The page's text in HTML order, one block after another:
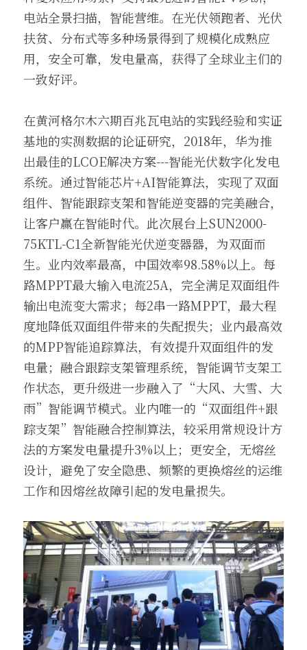
电站全景扫描，智能营维。在光伏领跑者、光伏
扶贫、分布式等多种场景得到了规模化成熟应
用，安全可靠，发电量高，获得了全球业主们的
一致好评。
在黄河格尔木六期百兆瓦电站的实践经验和实证
基地的实测数据的论证研究，2018年，华为推
出最佳的LCOE解决方案---智能光伏数字化发电
系统。通过智能芯片+AI智能算法，实现了双面
组件、智能跟踪支架和智能逆变器的完美融合，
让客户赢在智能时代。此次展台上SUN2000-
75KTL-C1全新智能光伏逆变器器，为双面而
生。业内效率最高，中国效率98.58%以上。每
路MPPT最大输入电流25A，完全满足双面组件
输出电流变大需求；每2串一路MPPT，最大程
度地降低双面组件带来的失配损失；业内最高效
的MPP智能追踪算法，有效提升双面组件的发
电量；融合跟踪支架管理系统，智能调节支架工
作状态，更升级进一步融入了“大风、大雪、大
雨”智能调节模式。业内唯一的“双面组件+跟
踪支架”智能融合控制算法，较采用常规设计方
法的方案发电量提升3%以上；更安全，无熔丝
设计，避免了安全隐患、频繁的更换熔丝的运维
工作和因熔丝故障引起的发电量损失。